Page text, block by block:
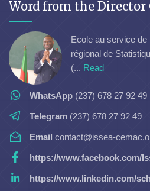
Word from the Director
Ecole au service de
régional de
(... Read
WhatsApp (237) 678 27 92 49
Telegram (237) 678 27 92 49
Email contact@issea-
https://www.facebook.com/
https://www.linkedin.com/